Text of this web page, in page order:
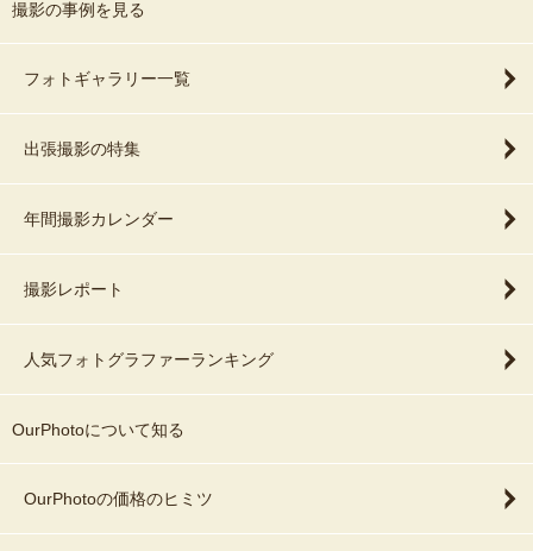
撮影の事例を見る
フォトギャラリー一覧
出張撮影の特集
年間撮影カレンダー
撮影レポート
人気フォトグラファーランキング
OurPhotoについて知る
OurPhotoの価格のヒミツ